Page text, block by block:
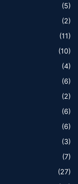
(5)
(2)
(11)
(10)
(4)
(6)
(2)
(6)
(6)
(3)
(7)
(27)